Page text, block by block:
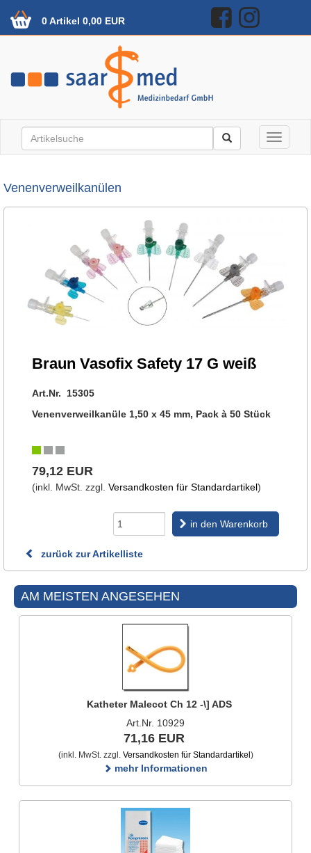
0 Artikel 0,00 EUR
Toggle
Venenverweilkanülen
Braun Vasofix Safety 17 G weiß
Art.Nr. 15305
Venenverweilkanüle 1,50 x 45 mm, Pack à 50 Stück
79,12 EUR
(inkl. MwSt. zzgl. Versandkosten für Standardartikel)
in den Warenkorb
zurück zur Artikelliste
AM MEISTEN ANGESEHEN
Katheter Malecot Ch 12 -\] ADS
Art.Nr. 10929
71,16 EUR
(inkl. MwSt. zzgl. Versandkosten für Standardartikel )
mehr Informationen